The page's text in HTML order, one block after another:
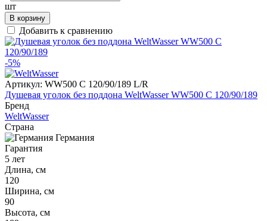
шт
В корзину
Добавить к сравнению
-5%
Артикул: WW500 C 120/90/189 L/R
Душевая уголок без поддона WeltWasser WW500 С 120/90/189
Бренд
WeltWasser
Страна
Германия
Гарантия
5 лет
Длина, см
120
Ширина, см
90
Высота, см